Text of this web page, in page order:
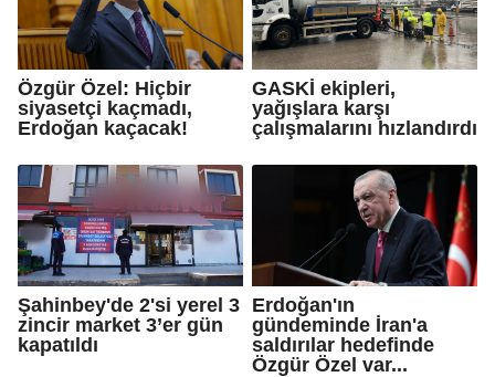
Özgür Özel: Hiçbir
siyasetçi kaçmadı,
Erdoğan kaçacak!
GASKİ ekipleri,
yağışlara karşı
çalışmalarını hızlandırdı
Şahinbey'de 2'si yerel 3
zincir market 3’er gün
kapatıldı
Erdoğan'ın
gündeminde İran'a
saldırılar hedefinde
Özgür Özel var...